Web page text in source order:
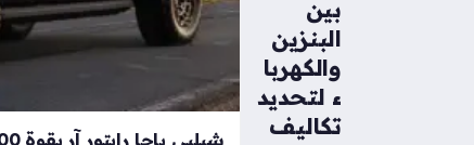
بين
البنزين
والكهربا
ء لتحديد
تكاليف